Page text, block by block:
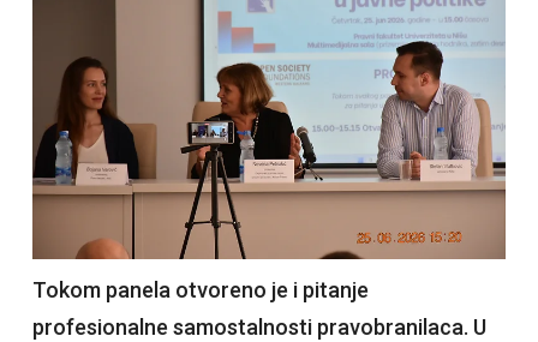
Tokom panela otvoreno je i pitanje
profesionalne samostalnosti pravobranilaca. U